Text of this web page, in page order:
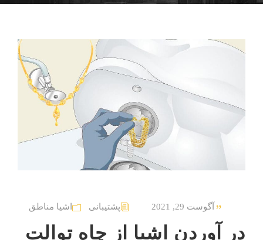
آگوست 29, 2021 پشتیبانی اشیا مناطق
در آوردن اشیا از چاه توالت